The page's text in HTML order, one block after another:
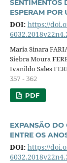
SENTIMENTOS
ESPERAM POR
DOI: https://
Maria Sinara
Siebra Moura
Ivanildo Sales
357 - 362
PDF
EXPANSÃO
ENTRE OS
DOI: https://